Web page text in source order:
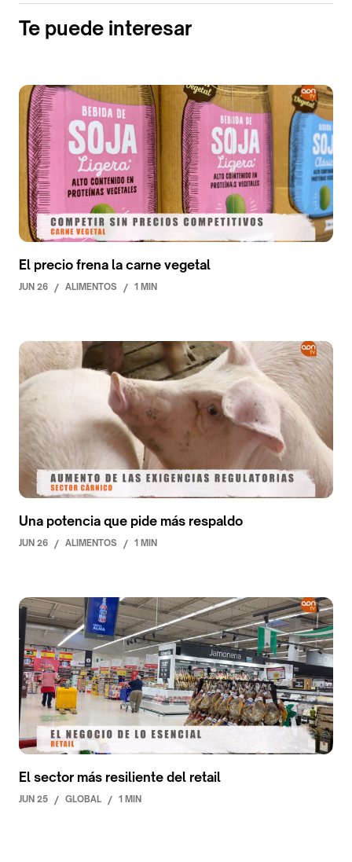
Te puede interesar
El precio frena la carne vegetal
JUN 26 / ALIMENTOS / 1 MIN
Una potencia que pide más respaldo
JUN 26 / ALIMENTOS / 1 MIN
El sector más resiliente del retail
JUN 25 / GLOBAL / 1 MIN